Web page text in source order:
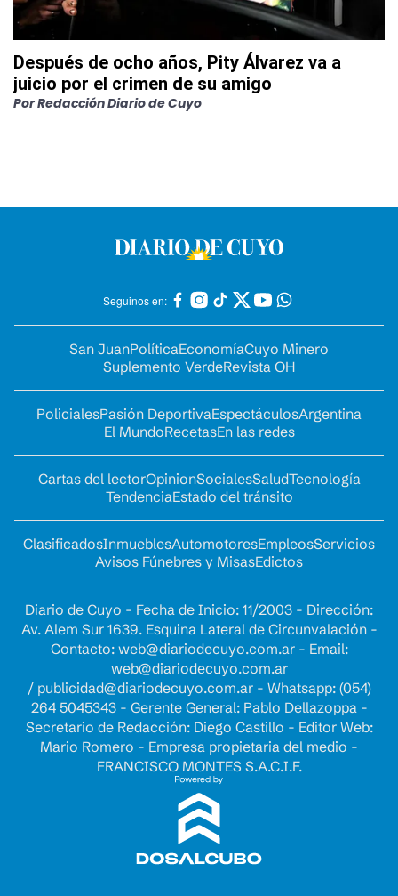
Después de ocho años, Pity Álvarez va a
juicio por el crimen de su amigo
PorRedacción Diario de Cuyo
Seguinos en:
San JuanPolíticaEconomíaCuyo Minero
Suplemento VerdeRevista OH
PolicialesPasión DeportivaEspectáculosArgentina
El MundoRecetasEn las redes
Cartas del lectorOpinionSocialesSaludTecnología
TendenciaEstado del tránsito
ClasificadosInmueblesAutomotoresEmpleosServicios
Avisos Fúnebres y MisasEdictos
Diario de Cuyo - Fecha de Inicio: 11/2003 - Dirección:
Av. Alem Sur 1639. Esquina Lateral de Circunvalación -
Contacto: web@diariodecuyo.com.ar- Email:
web@diariodecuyo.com.ar
/ publicidad@diariodecuyo.com.ar- Whatsapp: (054)
264 5045343 - Gerente General: Pablo Dellazoppa -
Secretario de Redacción: Diego Castillo - Editor Web:
Mario Romero - Empresa propietaria del medio -
FRANCISCO MONTES S.A.C.I.F.